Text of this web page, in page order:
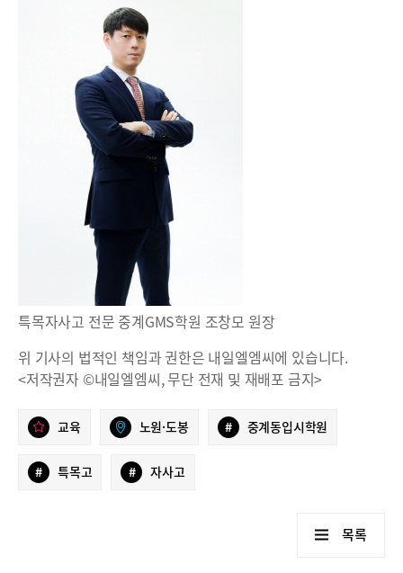
특목자사고 전문 중계GMS학원 조창모 원장
위 기사의 법적인 책임과 권한은 내일엘엠씨에 있습니다.
<저작권자 ©내일엘엠씨, 무단 전재 및 재배포 금지>
교육 노원·도봉 # 중계동입시학원
# 특목고 # 자사고
목록